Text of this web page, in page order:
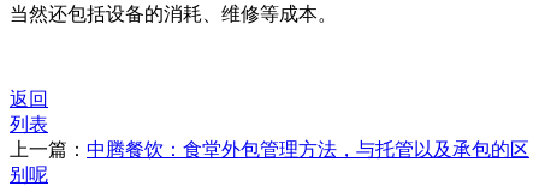
当然还包括设备的消耗、维修等成本。
返回
列表
上一篇： 中腾餐饮：食堂外包管理方法，与托管以及承包的区
别呢